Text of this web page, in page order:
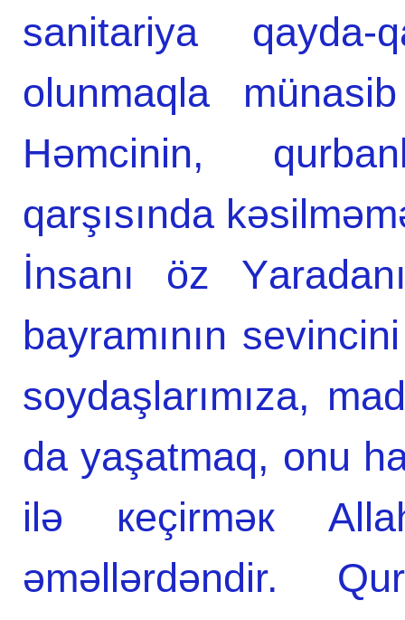
sanitariya qayda-
olunmaqla
Həmcinin,
qarşısında
İnsаnı öz
bаyrаmının
sоydаşlаrımızа,
da yаşаtmаq, оnu
ilə кeçirməк
əməllərdəndir.